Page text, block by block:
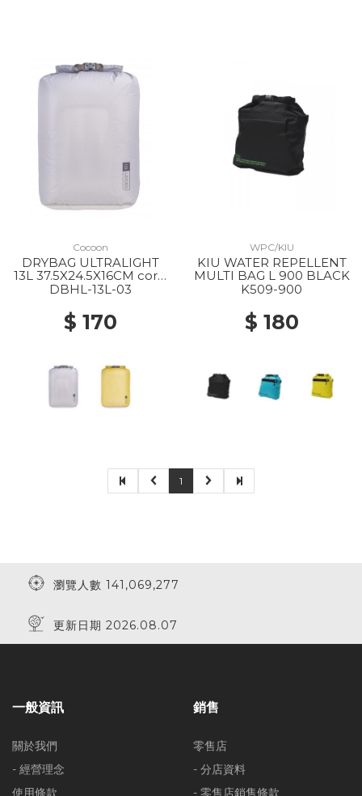
Cocoon
DRYBAG ULTRALIGHT
13L 37.5X24.5X16CM coral
grey
DBHL-13L-03
$ 170
WPC/KIU
KIU WATER REPELLENT
MULTI BAG L 900 BLACK
K509-900
$ 180
1
瀏覽人數 141,069,277
更新日期 2026.08.07
一般資訊
關於我們
- 經營理念
使用條款
銷售
零售店
- 分店資料
- 零售店銷售條款